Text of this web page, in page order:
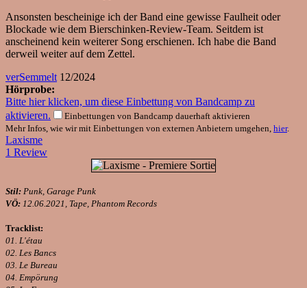
Ansonsten bescheinige ich der Band eine gewisse Faulheit oder
Blockade wie dem Bierschinken-Review-Team. Seitdem ist
anscheinend kein weiterer Song erschienen. Ich habe die Band
derweil weiter auf dem Zettel.
verSemmelt 12/2024
Hörprobe:
Bitte hier klicken, um diese Einbettung von Bandcamp zu
aktivieren.
Einbettungen von Bandcamp dauerhaft aktivieren
Mehr Infos, wie wir mit Einbettungen von externen Anbietern umgehen, hier.
Laxisme
1 Review
Stil: Punk, Garage Punk
VÖ: 12.06.2021, Tape, Phantom Records
Tracklist:
01. L'étau
02. Les Bancs
03. Le Bureau
04. Empörung